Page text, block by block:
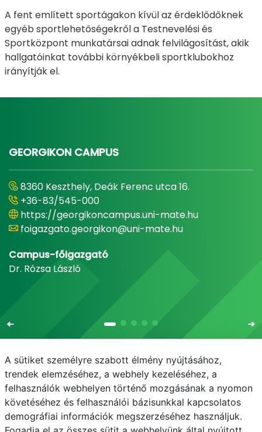
A fent említett sportágakon kívül az érdeklődőknek
egyéb sportlehetőségekről a Testnevelési és
Sportközpont munkatársai adnak felvilágosítást, akik
hallgatóinkat további környékbeli sportklubokhoz
irányítják el.
GEORGIKON CAMPUS
8360 Keszthely, Deák Ferenc utca 16.
+36-83/545-000
https://georgikoncampus.uni-mate.hu
foigazgato.georgikon@uni-mate.hu
Campus-főigazgató
Dr. Rózsa László
E-mail Telefonkönyv NEPTUN
E-learning
Adatvédelem
A sütiket személyre szabott élmény nyújtásához,
trendek elemzéséhez, a webhely kezeléséhez, a
felhasználók webhelyen történő mozgásának a nyomon
követéséhez és felhasználói bázisunkkal kapcsolatos
demográfiai információk megszerzéséhez használjuk.